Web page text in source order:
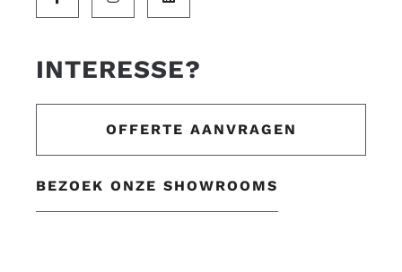
INTERESSE?
OFFERTE AANVRAGEN
BEZOEK ONZE SHOWROOMS